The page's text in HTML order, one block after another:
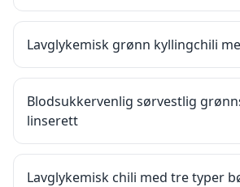
Lavglykemisk grønn kyllingchili
Blodsukkervenlig sørvestlig
linserett
Lavglykemisk chili med tre typer